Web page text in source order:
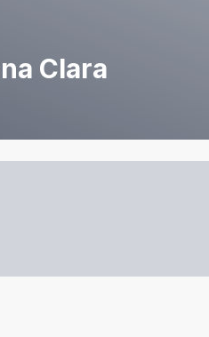
Clara